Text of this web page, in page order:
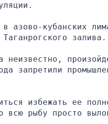
азово-кубанских
залива.
неизвестно,
запретили
избежать ее
всю рыбу просто